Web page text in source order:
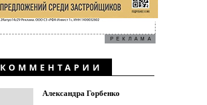
РЕКЛАМА
КОММЕНТАРИИ
Александра Горбенко